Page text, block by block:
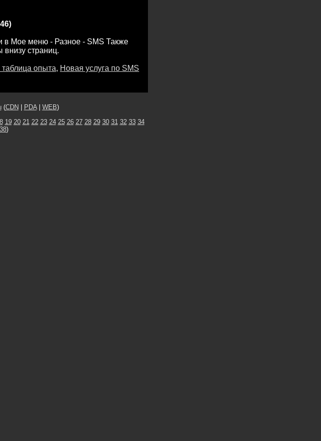
в Мое меню - Разное - SMS Также
внизу страниц.
опыта, Новая услуга по SMS
(CDN PDA| WEB)
19 20 21 22 23 24 25 26 27 28 29 30 31 32 33 34
38)